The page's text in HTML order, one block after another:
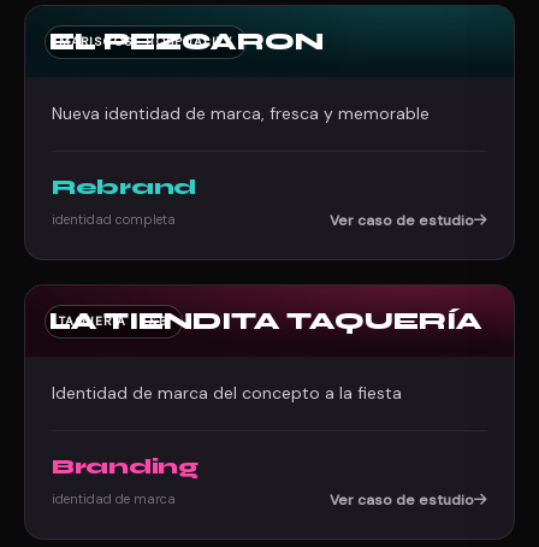
MARISCOS · HOSPITALITY
EL PEZCARON
Nueva identidad de marca, fresca y memorable
Rebrand
identidad completa Ver caso de estudio
TAQUERÍA · F&B
LA TIENDITA TAQUERÍA
Identidad de marca del concepto a la fiesta
Branding
identidad de marca Ver caso de estudio